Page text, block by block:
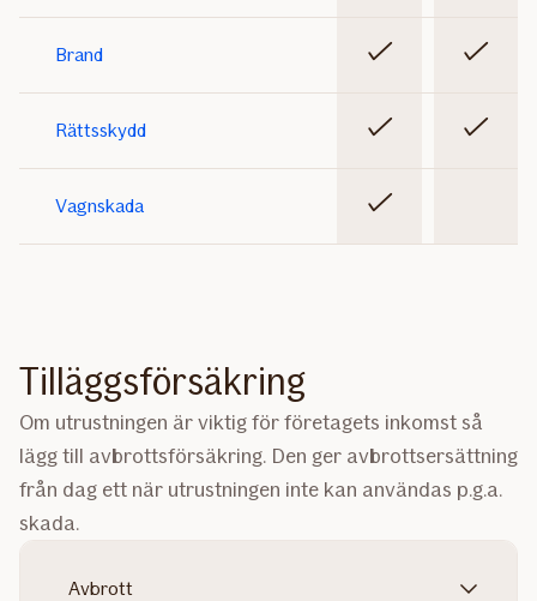
Brand Ingår Ingår
Rättsskydd Ingår Ingår
Vagnskada Ingår
Tilläggsförsäkring
Om utrustningen är viktig för företagets inkomst så
lägg till avbrottsförsäkring. Den ger avbrottsersättning
från dag ett när utrustningen inte kan användas p.g.a.
skada.
Avbrott